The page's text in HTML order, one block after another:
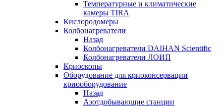
Температурные и климатические
камеры TIRA
Кислородомеры
Колбонагреватели
Назад
Колбонагреватели DAIHAN Scientific
Колбонагреватели ЛОИП
Криоскопы
Оборудование для криоконсервации
криооборудование
Назад
Азотдобывающие станции